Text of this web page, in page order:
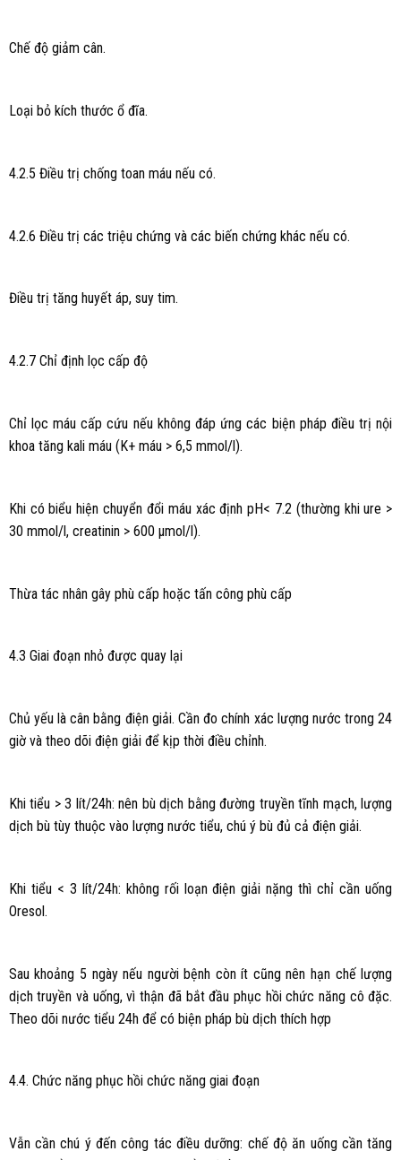
Chế độ giảm cân.
Loại bỏ kích thước ổ đĩa.
4.2.5 Điều trị chống toan máu nếu có.
4.2.6 Điều trị các triệu chứng và các biến chứng khác nếu có.
Điều trị tăng huyết áp, suy tim.
4.2.7 Chỉ định lọc cấp độ
Chỉ lọc máu cấp cứu nếu không đáp ứng các biện pháp điều trị nội
khoa tăng kali máu (K+ máu > 6,5 mmol/l).
Khi có biểu hiện chuyển đổi máu xác định pH< 7.2 (thường khi ure >
30 mmol/l, creatinin > 600 μmol/l).
Thừa tác nhân gây phù cấp hoặc tấn công phù cấp
4.3 Giai đoạn nhỏ được quay lại
Chủ yếu là cân bằng điện giải. Cần đo chính xác lượng nước trong 24
giờ và theo dõi điện giải để kịp thời điều chỉnh.
Khi tiểu > 3 lít/24h: nên bù dịch bằng đường truyền tĩnh mạch, lượng
dịch bù tùy thuộc vào lượng nước tiểu, chú ý bù đủ cả điện giải.
Khi tiểu < 3 lít/24h: không rối loạn điện giải nặng thì chỉ cần uống
Oresol.
Sau khoảng 5 ngày nếu người bệnh còn ít cũng nên hạn chế lượng
dịch truyền và uống, vì thận đã bắt đầu phục hồi chức năng cô đặc.
Theo dõi nước tiểu 24h để có biện pháp bù dịch thích hợp
4.4. Chức năng phục hồi chức năng giai đoạn
Vẫn cần chú ý đến công tác điều dưỡng: chế độ ăn uống cần tăng